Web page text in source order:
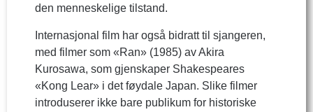
den menneskelige tilstand.
Internasjonal film har også bidratt til sjangeren,
med filmer som «Ran» (1985) av Akira
Kurosawa, som gjenskaper Shakespeares
«Kong Lear» i det føydale Japan. Slike filmer
introduserer ikke bare publikum for historiske